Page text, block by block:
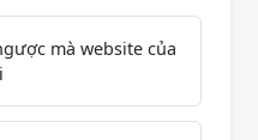
mà website của